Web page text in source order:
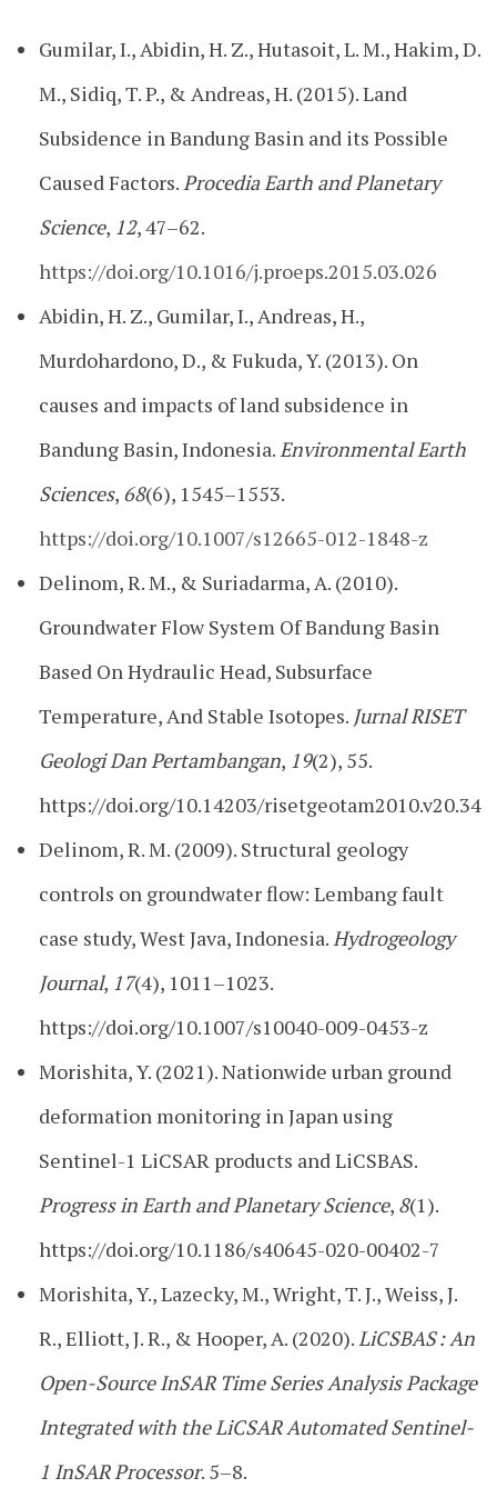
Gumilar, I., Abidin, H. Z., Hutasoit, L. M., Hakim, D.
M., Sidiq, T. P., & Andreas, H. (2015). Land
Subsidence in Bandung Basin and its Possible
Caused Factors.Procedia Earth and Planetary
Science, 12, 47–62.
https://doi.org/10.1016/j.proeps.2015.03.026
Abidin, H. Z., Gumilar, I., Andreas, H.,
Murdohardono, D., & Fukuda, Y. (2013). On
causes and impacts of land subsidence in
Bandung Basin, Indonesia.Environmental Earth
Sciences, 68(6), 1545–1553.
https://doi.org/10.1007/s12665-012-1848-z
Delinom, R. M., & Suriadarma, A. (2010).
Groundwater Flow System Of Bandung Basin
Based On Hydraulic Head, Subsurface
Temperature, And Stable Isotopes. Jurnal RISET
Geologi Dan Pertambangan, 19(2), 55.
https://doi.org/10.14203/risetgeotam2010.v20.34
Delinom, R. M. (2009). Structural geology
controls on groundwater flow: Lembang fault
case study, West Java, Indonesia.Hydrogeology
Journal, 17(4), 1011–1023.
https://doi.org/10.1007/s10040-009-0453-z
Morishita, Y. (2021). Nationwide urban ground
deformation monitoring in Japan using
Sentinel-1 LiCSAR products and LiCSBAS.
Progress in Earth and Planetary Science, 8(1).
https://doi.org/10.1186/s40645-020-00402-7
Morishita, Y., Lazecky, M., Wright, T. J., Weiss, J.
R., Elliott, J. R., & Hooper, A. (2020).LiCSBAS : An
Open-Source InSAR Time Series Analysis Package
Integrated with the LiCSAR Automated Sentinel-
1 InSAR Processor. 5–8.